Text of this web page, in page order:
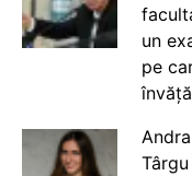
un
pe